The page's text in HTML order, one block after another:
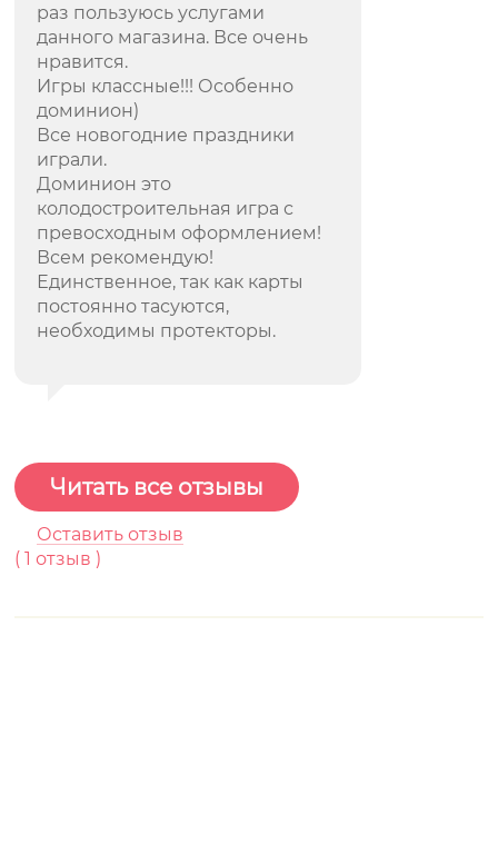
раз пользуюсь услугами
данного магазина. Все очень
нравится.
Игры классные!!! Особенно
доминион)
Все новогодние праздники
играли.
Доминион это
колодостроительная игра с
превосходным оформлением!
Всем рекомендую!
Единственное, так как карты
постоянно тасуются,
необходимы протекторы.
Читать все отзывы
Оставить отзыв
(1 отзыв )